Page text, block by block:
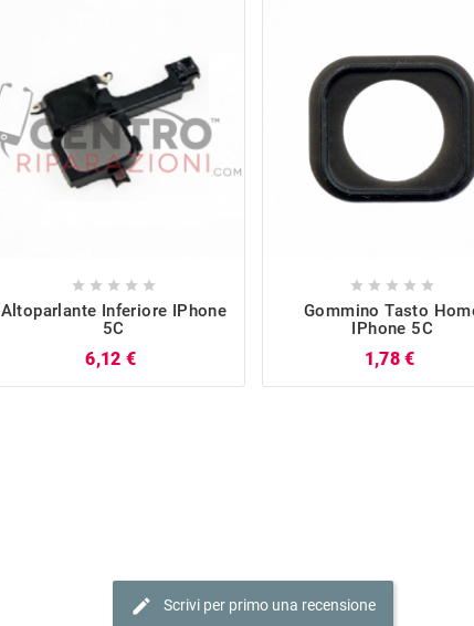
    
Altoparlante Inferiore IPhone
5C
6,12 €
    
Gommino Tasto
IPhone 5C
1,78 €
edit Scrivi per primo una recensione